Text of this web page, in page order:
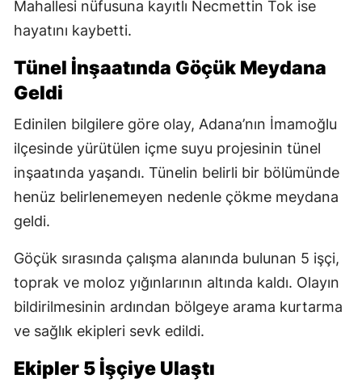
Mahallesi nüfusuna kayıtlı Necmettin Tok ise
hayatını kaybetti.
Tünel İnşaatında Göçük Meydana
Geldi
Edinilen bilgilere göre olay, Adana’nın İmamoğlu
ilçesinde yürütülen içme suyu projesinin tünel
inşaatında yaşandı. Tünelin belirli bir bölümünde
henüz belirlenemeyen nedenle çökme meydana
geldi.
Göçük sırasında çalışma alanında bulunan 5 işçi,
toprak ve moloz yığınlarının altında kaldı. Olayın
bildirilmesinin ardından bölgeye arama kurtarma
ve sağlık ekipleri sevk edildi.
Ekipler 5 İşçiye Ulaştı